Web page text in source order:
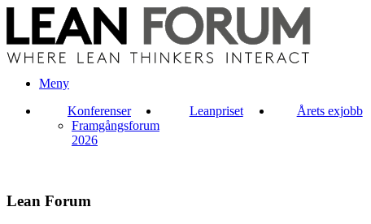
Meny
Konferenser
Framgångsforum
2026
Leanpriset Årets exjobb
Lean Forum